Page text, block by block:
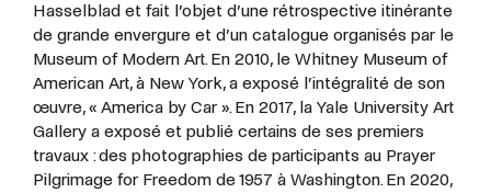
Hasselblad et fait l’objet d’une rétrospective itinérante
de grande envergure et d’un catalogue organisés par le
Museum of Modern Art. En 2010, le Whitney Museum of
American Art, à New York, a exposé l’intégralité de son
œuvre, « America by Car ». En 2017, la Yale University Art
Gallery a exposé et publié certains de ses premiers
travaux : des photographies de participants au Prayer
Pilgrimage for Freedom de 1957 à Washington. En 2020,